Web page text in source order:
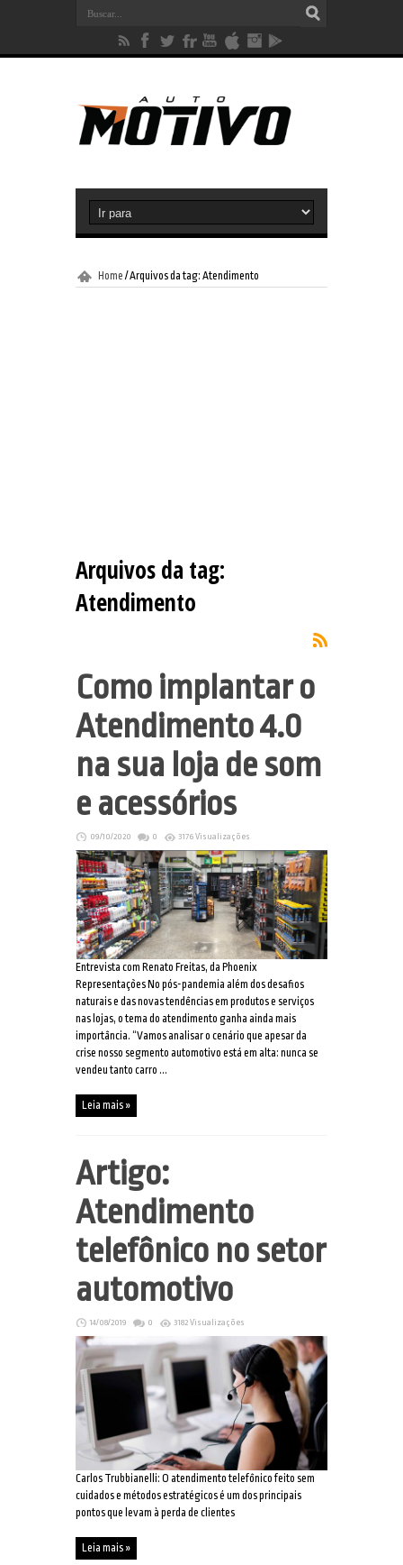
Home /Arquivos da tag: Atendimento
Arquivos da tag:
Atendimento
Como implantar o
Atendimento 4.0
na sua loja de som
e acessórios
09/10/2020 0 3176 Visualizações
Entrevista com Renato Freitas, da Phoenix
Representações No pós-pandemia além dos desafios
naturais e das novas tendências em produtos e serviços
nas lojas, o tema do atendimento ganha ainda mais
importância. “Vamos analisar o cenário que apesar da
crise nosso segmento automotivo está em alta: nunca se
vendeu tanto carro ...
Leia mais »
Artigo:
Atendimento
telefônico no setor
automotivo
14/08/2019 0 3182 Visualizações
Carlos Trubbianelli: O atendimento telefônico feito sem
cuidados e métodos estratégicos é um dos principais
pontos que levam à perda de clientes
Leia mais »